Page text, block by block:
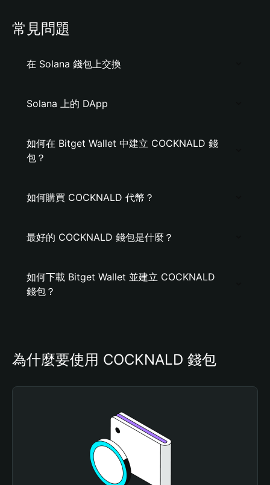
常見問題
在 Solana 錢包上交換
Solana 上的 DApp
如何在 Bitget Wallet 中建立 COCKNALD 錢
包？
如何購買 COCKNALD 代幣？
最好的 COCKNALD 錢包是什麼？
如何下載 Bitget Wallet 並建立 COCKNALD
錢包？
為什麼要使用 COCKNALD 錢包